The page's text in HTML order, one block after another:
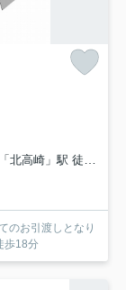
高崎」駅 徒歩63分
のお引渡しとなり
歩18分